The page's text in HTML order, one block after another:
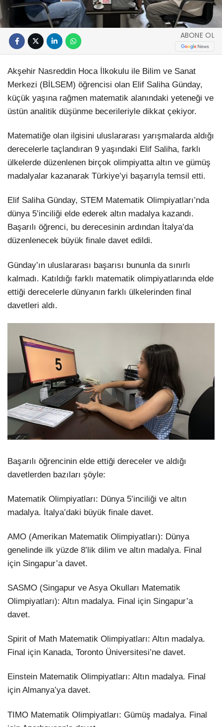
ABONE OL
Akşehir Nasreddin Hoca İlkokulu ile Bilim ve Sanat
Merkezi (BİLSEM) öğrencisi olan Elif Saliha Günday,
küçük yaşına rağmen matematik alanındaki yeteneği ve
üstün analitik düşünme becerileriyle dikkat çekiyor.
Matematiğe olan ilgisini uluslararası yarışmalarda aldığı
derecelerle taçlandıran 9 yaşındaki Elif Saliha, farklı
ülkelerde düzenlenen birçok olimpiyatta altın ve gümüş
madalyalar kazanarak Türkiye’yi başarıyla temsil etti.
Elif Saliha Günday, STEM Matematik Olimpiyatları’nda
dünya 5’inciliği elde ederek altın madalya kazandı.
Başarılı öğrenci, bu derecesinin ardından İtalya’da
düzenlenecek büyük finale davet edildi.
Günday’ın uluslararası başarısı bununla da sınırlı
kalmadı. Katıldığı farklı matematik olimpiyatlarında elde
ettiği derecelerle dünyanın farklı ülkelerinden final
davetleri aldı.
Başarılı öğrencinin elde ettiği dereceler ve aldığı
davetlerden bazıları şöyle:
Matematik Olimpiyatları: Dünya 5’inciliği ve altın
madalya. İtalya’daki büyük finale davet.
AMO (Amerikan Matematik Olimpiyatları): Dünya
genelinde ilk yüzde 8’lik dilim ve altın madalya. Final
için Singapur’a davet.
SASMO (Singapur ve Asya Okulları Matematik
Olimpiyatları): Altın madalya. Final için Singapur’a
davet.
Spirit of Math Matematik Olimpiyatları: Altın madalya.
Final için Kanada, Toronto Üniversitesi’ne davet.
Einstein Matematik Olimpiyatları: Altın madalya. Final
için Almanya’ya davet.
TIMO Matematik Olimpiyatları: Gümüş madalya. Final